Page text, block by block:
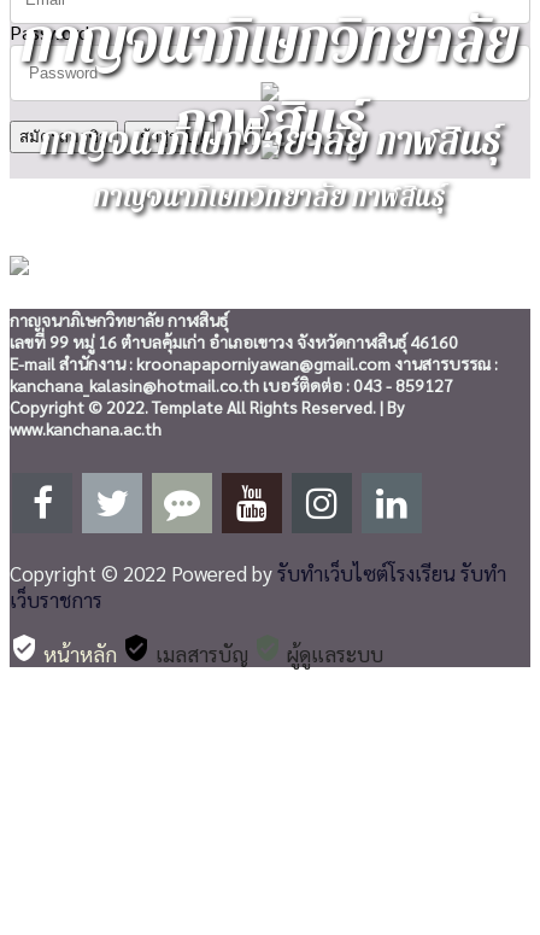
Password
สมัครสมาชิก
กาญจนาภิเษกวิทยาลัย
กาฬสินธุ์
กาญจนาภิเษกวิทยาลัย กาฬสินธุ์
กาญจนาภิเษกวิทยาลัย กาฬสินธุ์
กาญจนาภิเษกวิทยาลัย กาฬสินธุ์
เลขที่ 99 หมู่ 16 ตำบลคุ้มเก่า อำเภอเขาวง จังหวัดกาฬสินธุ์ 46160
E-mail สำนักงาน : kroonapaporniyawan@gmail.com งานสารบรรณ :
kanchana_kalasin@hotmail.co.th เบอร์ติดต่อ : 043 - 859127
Copyright © 2022. Template All Rights Reserved. | By
www.kanchana.ac.th
Copyright © 2022 Powered byรับทำเว็บไซต์โรงเรียน รับทำ
เว็บราชการ
verified_user หน้าหลัก verified_user เมลสารบัญ ผู้ดูแลระบบ